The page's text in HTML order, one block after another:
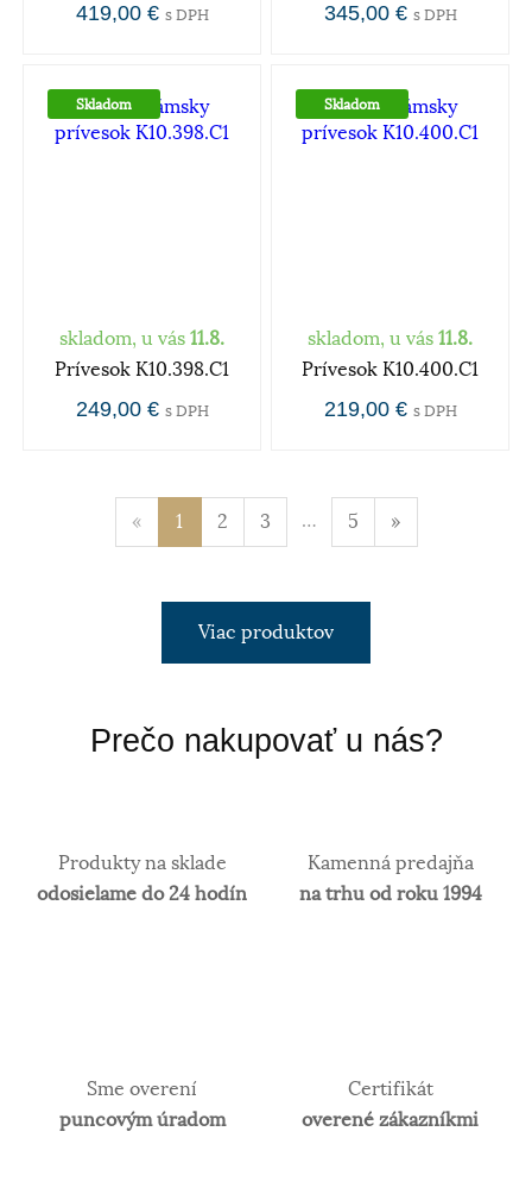
419,00 € s DPH
345,00 € s DPH
Skladom
skladom, u vás 11.8.
Prívesok K10.398.C1
249,00 € s DPH
Skladom
skladom, u vás 11.8.
Prívesok K10.400.C1
219,00 € s DPH
« 1 2 3 … 5 »
Viac produktov
Prečo nakupovať u nás?
Produkty na sklade
odosielame do 24 hodín
Kamenná predajňa
na trhu od roku 1994
Sme overení
puncovým úradom
Certifikát
overené zákazníkmi